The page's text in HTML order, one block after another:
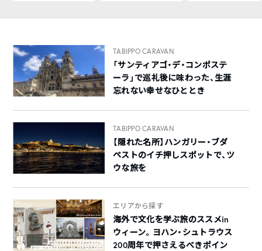
TABIPPO CARAVAN
「サンティアゴ・デ・コンポステ
ーラ」で巡礼後に味わった、生涯
忘れない幸せなひととき
TABIPPO CARAVAN
【隠れた名所】ハンガリー・ブダ
ペストのイチ押しスポットで、ツ
ウな旅を
エリアから探す
海外で文化を学ぶ旅のススメin
ウィーン。ヨハン・シュトラウス
200周年で押さえるべきポイン